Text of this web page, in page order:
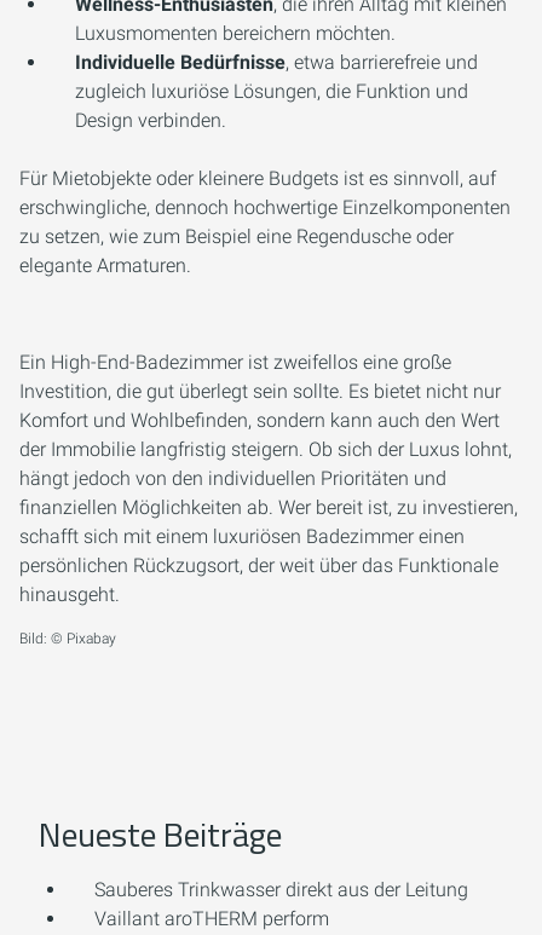
Wellness-Enthusiasten, die ihren Alltag mit kleinen
Luxusmomenten bereichern möchten.
Individuelle Bedürfnisse, etwa barrierefreie und
zugleich luxuriöse Lösungen, die Funktion und
Design verbinden.
Für Mietobjekte oder kleinere Budgets ist es sinnvoll, auf
erschwingliche, dennoch hochwertige Einzelkomponenten
zu setzen, wie zum Beispiel eine Regendusche oder
elegante Armaturen.
Ein High-End-Badezimmer ist zweifellos eine große
Investition, die gut überlegt sein sollte. Es bietet nicht nur
Komfort und Wohlbefinden, sondern kann auch den Wert
der Immobilie langfristig steigern. Ob sich der Luxus lohnt,
hängt jedoch von den individuellen Prioritäten und
finanziellen Möglichkeiten ab. Wer bereit ist, zu investieren,
schafft sich mit einem luxuriösen Badezimmer einen
persönlichen Rückzugsort, der weit über das Funktionale
hinausgeht.
Bild: © Pixabay
Neueste Beiträge
Sauberes Trinkwasser direkt aus der Leitung
Vaillant aroTHERM perform